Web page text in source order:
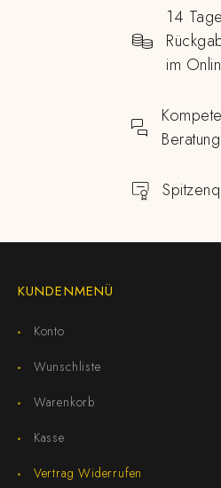
14 Tage
im
Beratung
KUNDENMENÜ
Konto
Wunschliste
Warenkorb
Kasse
Vertrag Widerrufen